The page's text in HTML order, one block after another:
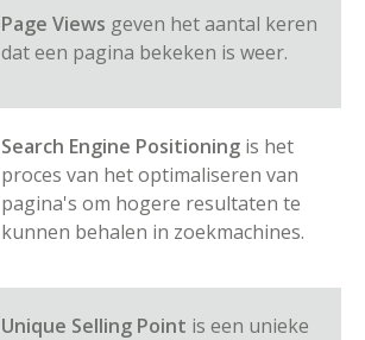
Page Views geven het aantal keren
dat een pagina bekeken is weer.
Search Engine Positioning is het
proces van het optimaliseren van
pagina's om hogere resultaten te
kunnen behalen in zoekmachines.
Unique Selling Point is een unieke